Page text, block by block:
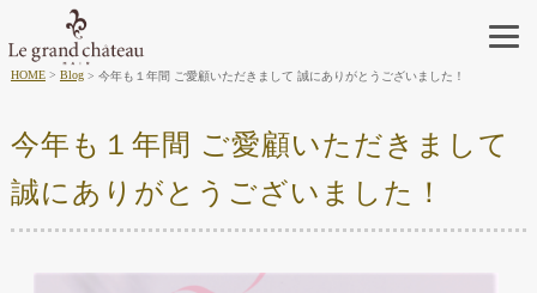
HOME Blog 今年も１年間 ご愛顧いただきまして 誠にありがとうございました！
今年も１年間 ご愛顧いただきまして
誠にありがとうございました！